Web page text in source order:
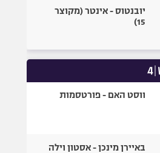
יובנטוס - אינטר (מקוצר
15)
ווסט האם - פורטסמות
באיירן מינכן - אסטון וילה